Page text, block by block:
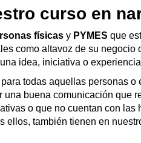
a nuestro curso.
en nuestro
comunicativas-Emprendimiento-